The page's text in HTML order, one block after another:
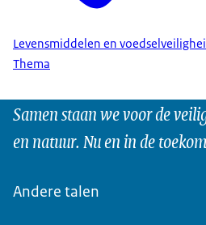
Levensmiddelen en
Thema
Samen staan we voor de
en natuur. Nu en in de
Andere talen